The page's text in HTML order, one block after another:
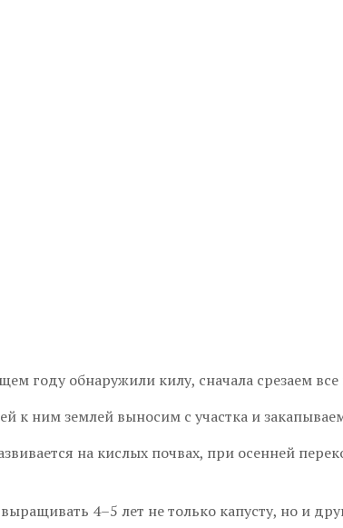
году обнаружили килу, сначала срезаем
к ним землей выносим с участка и
на кислых почвах, при осенней
4–5 лет не только капусту, но и